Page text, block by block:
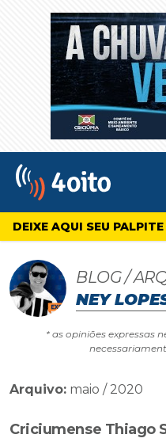
4oito
DEIXE AQUI SEU
BLOG /
NEY
* as opiniões expressas
Arquivo: maio / 2020
Criciumense Thiago